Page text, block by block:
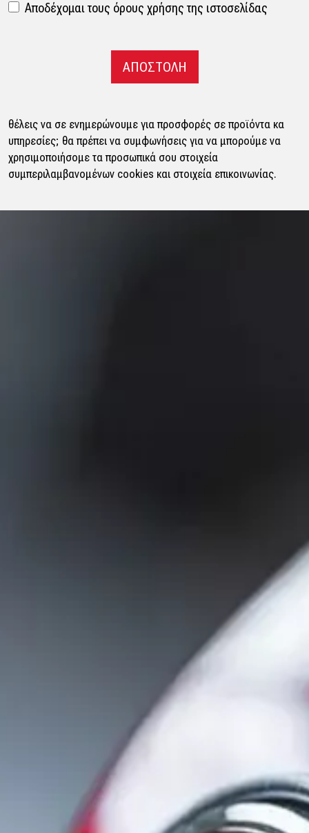
Αποδέχομαι τους όρους χρήσης της ιστοσελίδας
θέλεις να σε ενημερώνουμε για προσφορές σε προϊόντα κα
υπηρεσίες; θα πρέπει να συμφωνήσεις για να μπορούμε να
χρησιμοποιήσομε τα προσωπικά σου στοιχεία
συμπεριλαμβανομένων cookies και στοιχεία επικοινωνίας.